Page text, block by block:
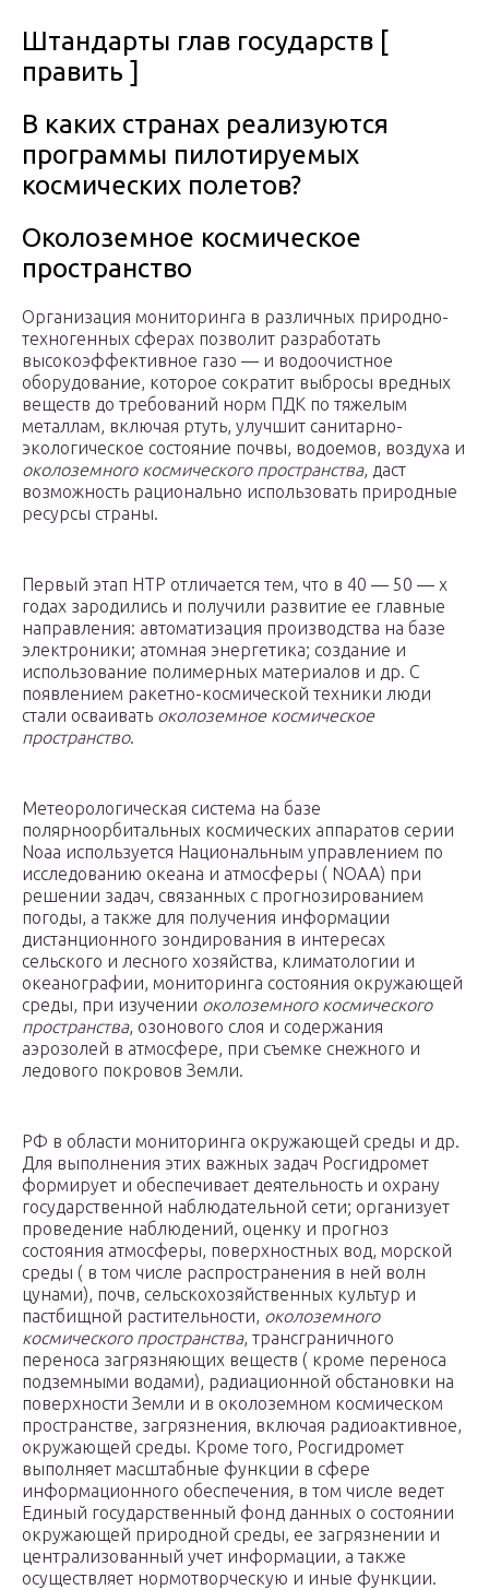
Штандарты глав государств [
править ]
В каких странах реализуются
программы пилотируемых
космических полетов?
Околоземное космическое
пространство
Организация мониторинга в различных природно-
техногенных сферах позволит разработать
высокоэффективное газо — и водоочистное
оборудование, которое сократит выбросы вредных
веществ до требований норм ПДК по тяжелым
металлам, включая ртуть, улучшит санитарно-
экологическое состояние почвы, водоемов, воздуха и
околоземного космического пространства, даст
возможность рационально использовать природные
ресурсы страны.
Первый этап НТР отличается тем, что в 40 — 50 — х
годах зародились и получили развитие ее главные
направления: автоматизация производства на базе
электроники; атомная энергетика; создание и
использование полимерных материалов и др. С
появлением ракетно-космической техники люди
стали осваивать околоземное космическое
пространство.
Метеорологическая система на базе
полярноорбитальных космических аппаратов серии
Noaa используется Национальным управлением по
исследованию океана и атмосферы ( NOAA) при
решении задач, связанных с прогнозированием
погоды, а также для получения информации
дистанционного зондирования в интересах
сельского и лесного хозяйства, климатологии и
океанографии, мониторинга состояния окружающей
среды, при изучении околоземного космического
пространства, озонового слоя и содержания
аэрозолей в атмосфере, при съемке снежного и
ледового покровов Земли.
РФ в области мониторинга окружающей среды и др.
Для выполнения этих важных задач Росгидромет
формирует и обеспечивает деятельность и охрану
государственной наблюдательной сети; организует
проведение наблюдений, оценку и прогноз
состояния атмосферы, поверхностных вод, морской
среды ( в том числе распространения в ней волн
цунами), почв, сельскохозяйственных культур и
пастбищной растительности, околоземного
космического пространства, трансграничного
переноса загрязняющих веществ ( кроме переноса
подземными водами), радиационной обстановки на
поверхности Земли и в околоземном космическом
пространстве, загрязнения, включая радиоактивное,
окружающей среды. Кроме того, Росгидромет
выполняет масштабные функции в сфере
информационного обеспечения, в том числе ведет
Единый государственный фонд данных о состоянии
окружающей природной среды, ее загрязнении и
централизованный учет информации, а также
осуществляет нормотворческую и иные функции.